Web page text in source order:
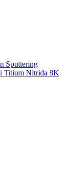
Sputtering
Titium Nitrida 8K